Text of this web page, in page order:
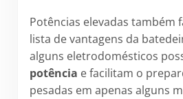
Potências elevadas também
lista de vantagens da
alguns eletrodomésticos
potência e facilitam o
pesadas em apenas alguns